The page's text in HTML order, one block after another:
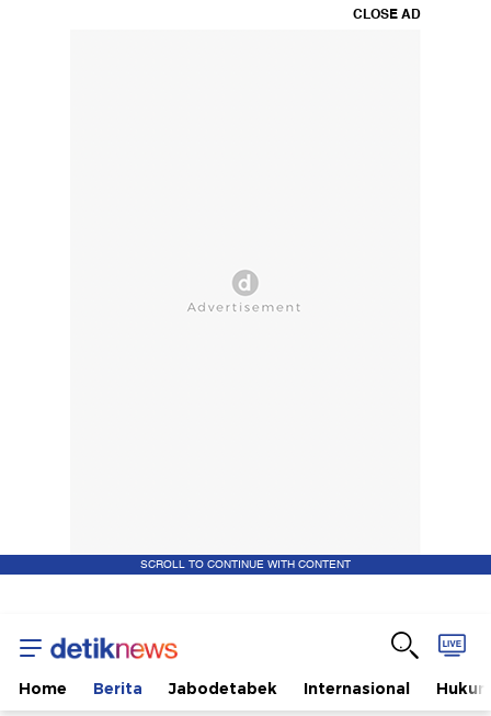
CLOSE AD
SCROLL TO CONTINUE WITH CONTENT
Home Berita Jabodetabek Internasional